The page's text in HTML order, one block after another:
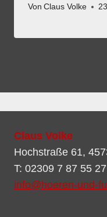
Von Claus Volke
Claus Volke
Hochstraße 61,
T: 02309 7 87 55 27
info@hoeren-und-